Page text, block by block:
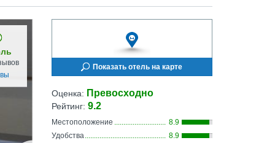
Показать отель на карте
Оценка: Превосходно
Рейтинг: 9.2
Местоположение
8.9
Удобства
8.9